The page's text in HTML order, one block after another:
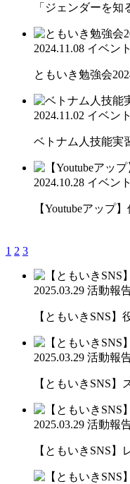
「ジェンダーを知
2024.11.08 イベン
ともいき勉強会
2024.11.02 イベン
ベトナム人技能実
2024.10.28 イベン
【Youtubeアップ
1 2 3
2025.03.29 活動報
【ともいきSNS】
2025.03.29 活動報
【ともいきSNS
2025.03.29 活動報
【ともいきSNS